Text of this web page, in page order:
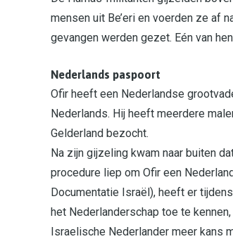
mensen uit Be’eri en voerden ze af
gevangen werden gezet. Eén van
Nederlands paspoort
Ofir heeft een Nederlandse
Nederlands. Hij heeft meerdere
Gelderland bezocht.
Na zijn gijzeling kwam naar buiten
procedure liep om Ofir een
Documentatie Israël), heeft er
het Nederlanderschap toe te
Israelische Nederlander meer kans